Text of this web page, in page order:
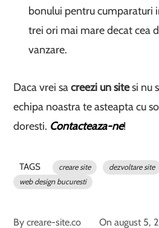
bonului pentru cumparaturi
trei ori mai mare decat cea
vanzare.
Daca vrei sacreezi un sitesi nu
echipa noastra te asteapta cu
doresti. Contacteaza-ne!
TAGS creare site dezvoltare site
web design bucuresti
Bycreare-site.co Onaugust 5,